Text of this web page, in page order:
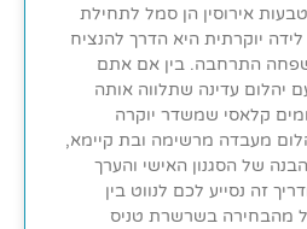
אירוסין הן סמל לתחילת
יוקרתית היא הדרך להנציח
התרחבה. בין אם אתם
עדינה שתלווה אותה
קלאסי שמשדר יוקרה
מעבדה מרשימה ובת קיימא,
של הסגנון האישי והערך
זה נסייע לכם לנווט בין
מהבחירה בשרשרת טניס